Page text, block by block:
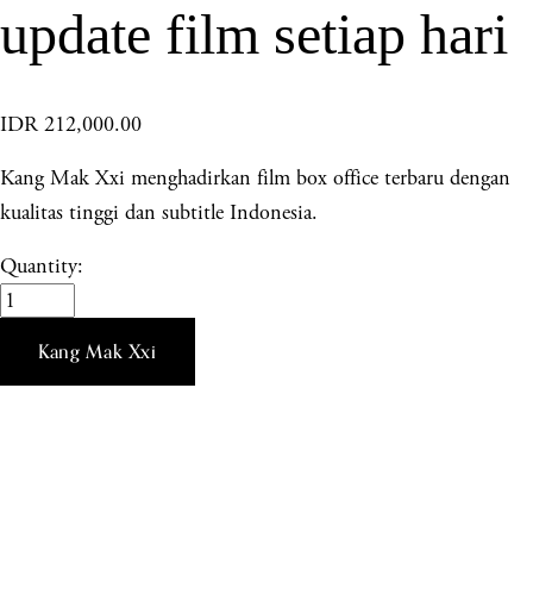
update film setiap hari
IDR 212,000.00
Kang Mak Xxi menghadirkan film box office terbaru dengan
kualitas tinggi dan subtitle Indonesia.
Quantity:
Kang Mak Xxi